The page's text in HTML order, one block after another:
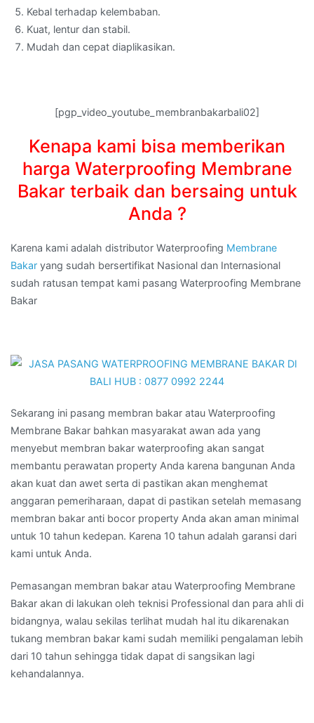
Kebal terhadap kelembaban.
Kuat, lentur dan stabil.
Mudah dan cepat diaplikasikan.
[pgp_video_youtube_membranbakarbali02]
Kenapa kami bisa memberikan
harga Waterproofing Membrane
Bakar terbaik dan bersaing untuk
Anda ?
Karena kami adalah distributor Waterproofing Membrane
Bakar yang sudah bersertifikat Nasional dan Internasional
sudah ratusan tempat kami pasang Waterproofing Membrane
Bakar
Sekarang ini pasang membran bakar atau Waterproofing
Membrane Bakar bahkan masyarakat awan ada yang
menyebut membran bakar waterproofing akan sangat
membantu perawatan property Anda karena bangunan Anda
akan kuat dan awet serta di pastikan akan menghemat
anggaran pemeriharaan, dapat di pastikan setelah memasang
membran bakar anti bocor property Anda akan aman minimal
untuk 10 tahun kedepan. Karena 10 tahun adalah garansi dari
kami untuk Anda.
Pemasangan membran bakar atau Waterproofing Membrane
Bakar akan di lakukan oleh teknisi Professional dan para ahli di
bidangnya, walau sekilas terlihat mudah hal itu dikarenakan
tukang membran bakar kami sudah memiliki pengalaman lebih
dari 10 tahun sehingga tidak dapat di sangsikan lagi
kehandalannya.